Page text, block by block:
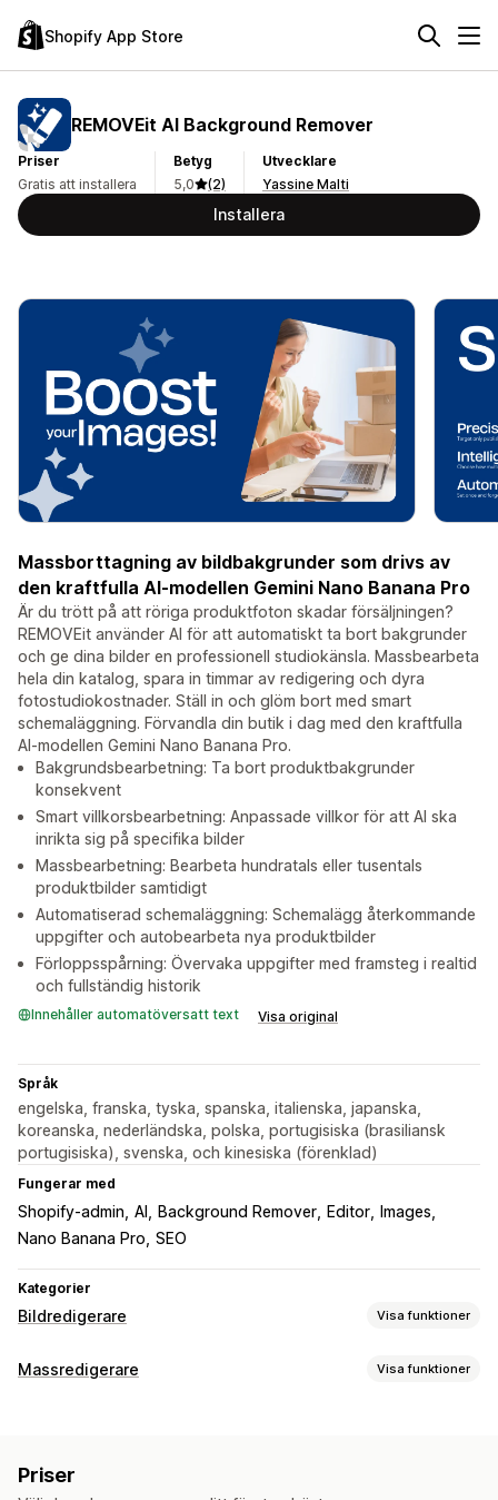
Shopify App Store
REMOVEit AI Background Remover
Priser
Gratis att installera
Betyg
5,0
(2)
Utvecklare
Yassine Malti
Installera
Massborttagning av bildbakgrunder som drivs av
den kraftfulla AI-modellen Gemini Nano Banana Pro
Är du trött på att röriga produktfoton skadar försäljningen?
REMOVEit använder AI för att automatiskt ta bort bakgrunder
och ge dina bilder en professionell studiokänsla. Massbearbeta
hela din katalog, spara in timmar av redigering och dyra
fotostudiokostnader. Ställ in och glöm bort med smart
schemaläggning. Förvandla din butik i dag med den kraftfulla
AI-modellen Gemini Nano Banana Pro.
Bakgrundsbearbetning: Ta bort produktbakgrunder
konsekvent
Smart villkorsbearbetning: Anpassade villkor för att AI ska
inrikta sig på specifika bilder
Massbearbetning: Bearbeta hundratals eller tusentals
produktbilder samtidigt
Automatiserad schemaläggning: Schemalägg återkommande
uppgifter och autobearbeta nya produktbilder
Förloppsspårning: Övervaka uppgifter med framsteg i realtid
och fullständig historik
Innehåller automatöversatt text Visa original
Språk
engelska, franska, tyska, spanska, italienska, japanska,
koreanska, nederländska, polska, portugisiska (brasiliansk
portugisiska), svenska, och kinesiska (förenklad)
Fungerar med
Shopify-admin AI Background Remover Editor
Images
Nano Banana Pro SEO
Kategorier
Bildredigerare Visa funktioner
Bildoptimering
Massredigering
Ändra storlek
Massredigerare Visa funktioner
Priser